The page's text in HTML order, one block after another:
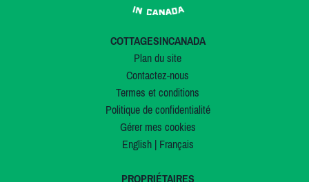
COTTAGESINCANADA
Plan du site
Contactez-nous
Termes et conditions
Politique de confidentialité
Gérer mes cookies
English| Français
PROPRIÉTAIRES